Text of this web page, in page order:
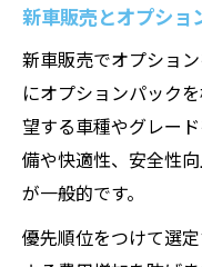
新車販売と
ト
オプション選定
新車販売で
定術
較
新車販売とオプショ
新車販売でオプショ
にオプションパック
望する車種やグレー
備や快適性、安全性
が一般的です。
優先順位をつけて選